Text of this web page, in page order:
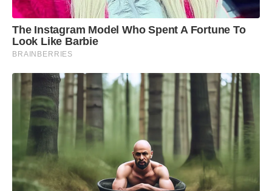
The Instagram Model Who Spent A Fortune To
Look Like Barbie
BRAINBERRIES